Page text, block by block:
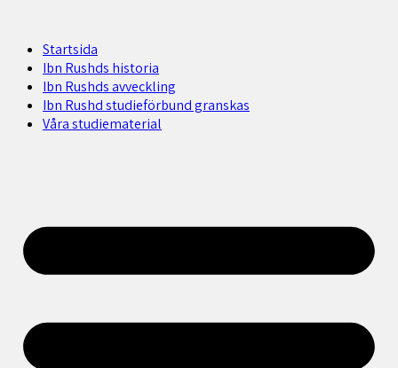
Startsida
Ibn Rushds historia
Ibn Rushds avveckling
Ibn Rushd studieförbund granskas​
Våra studiematerial